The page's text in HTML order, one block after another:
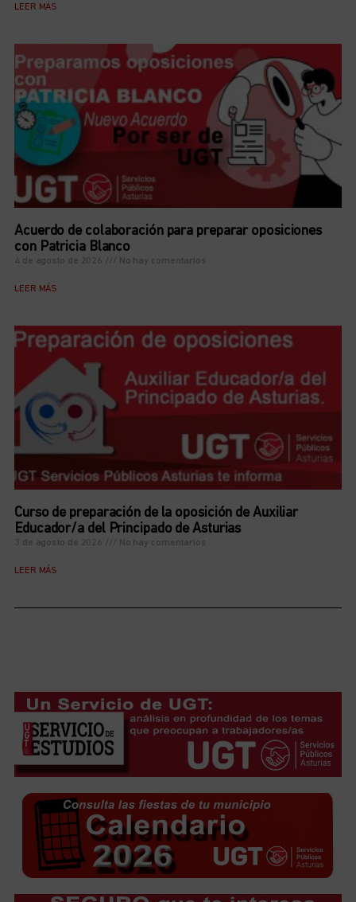
LEER MÁS
Acuerdo de colaboración para preparar oposiciones
con Patricia Blanco
4 de agosto de 2026 No hay comentarios
LEER MÁS
Curso de preparación de la oposición de Auxiliar
Educador/a del Principado de Asturias
3 de agosto de 2026 No hay comentarios
LEER MÁS